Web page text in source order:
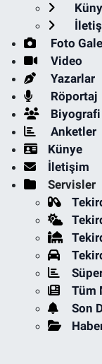
Foto
Video
Yazarlar
Röportaj
Biyografi
Anketler
Künye
İletişim
Servisler
Tüm
Son